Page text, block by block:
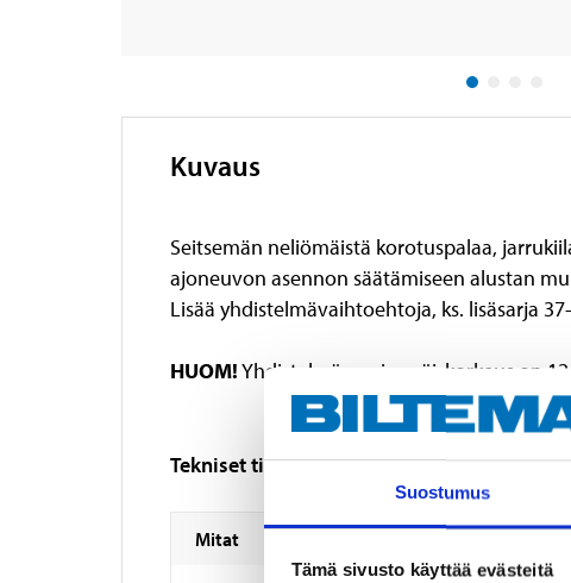
Suostumus
Tämä sivusto käyttää evästeitä
Kuvaus
Seitsemän neliömäistä korotuspalaa,
ajoneuvon asennon säätämiseen alustan
Lisää yhdistelmävaihtoehtoja, ks. lisäsarja
HUOM!Yhdistelmän enimmäiskorkeus on
Tekniset tiedot
Mitat